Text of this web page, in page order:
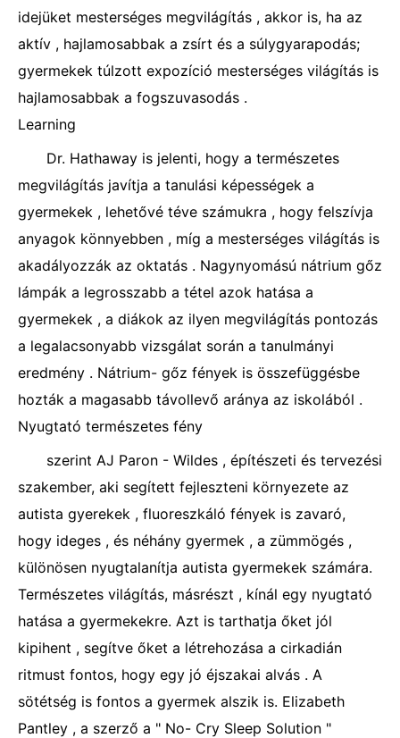
idejüket mesterséges megvilágítás , akkor is, ha az
aktív , hajlamosabbak a zsírt és a súlygyarapodás;
gyermekek túlzott expozíció mesterséges világítás is
hajlamosabbak a fogszuvasodás .
Learning
Dr. Hathaway is jelenti, hogy a természetes
megvilágítás javítja a tanulási képességek a
gyermekek , lehetővé téve számukra , hogy felszívja
anyagok könnyebben , míg a mesterséges világítás is
akadályozzák az oktatás . Nagynyomású nátrium gőz
lámpák a legrosszabb a tétel azok hatása a
gyermekek , a diákok az ilyen megvilágítás pontozás
a legalacsonyabb vizsgálat során a tanulmányi
eredmény . Nátrium- gőz fények is összefüggésbe
hozták a magasabb távollevő aránya az iskolából .
Nyugtató természetes fény
szerint AJ Paron - Wildes , építészeti és tervezési
szakember, aki segített fejleszteni környezete az
autista gyerekek , fluoreszkáló fények is zavaró,
hogy ideges , és néhány gyermek , a zümmögés ,
különösen nyugtalanítja autista gyermekek számára.
Természetes világítás, másrészt , kínál egy nyugtató
hatása a gyermekekre. Azt is tarthatja őket jól
kipihent , segítve őket a létrehozása a cirkadián
ritmust fontos, hogy egy jó éjszakai alvás . A
sötétség is fontos a gyermek alszik is. Elizabeth
Pantley , a szerző a " No- Cry Sleep Solution "